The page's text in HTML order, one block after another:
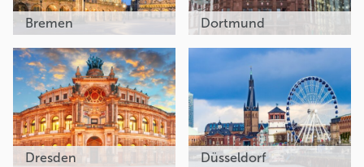
Bremen Dortmund
Dresden Düsseldorf